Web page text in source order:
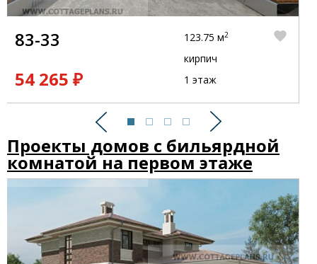
Предыдущий Следующий
83-33
54 265 ₽
123.75 м2
кирпич
1 этаж
Проекты домов с бильярдной
комнатой на первом этаже